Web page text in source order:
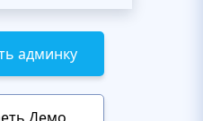
админку
Демо